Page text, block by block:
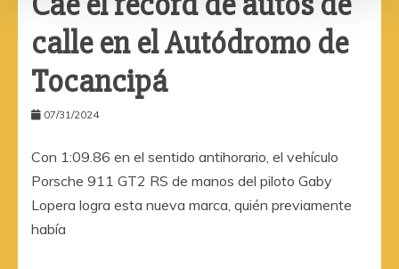
calle en el Autódromo de
Tocancipá
07/31/2024
Con 1:09.86 en el sentido antihorario, el vehículo
Porsche 911 GT2 RS de manos del piloto Gaby
Lopera logra esta nueva marca, quién previamente
había